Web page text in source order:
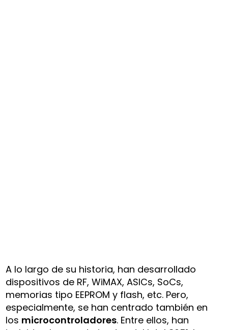
A lo largo de su historia, han desarrollado
dispositivos de RF, WiMAX, ASICs, SoCs,
memorias tipo EEPROM y flash, etc. Pero,
especialmente, se han centrado también en
los microcontroladores. Entre ellos, han